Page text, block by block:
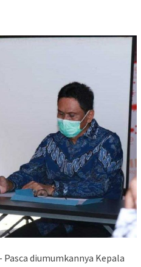
Pasca diumumkannya Kepala